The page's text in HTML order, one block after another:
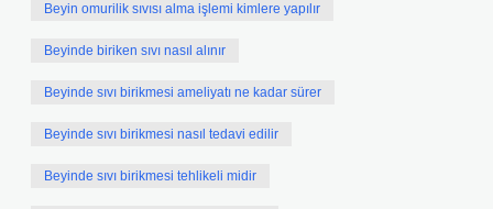
Beyin omurilik sıvısı alma işlemi kimlere yapılır
Beyinde biriken sıvı nasıl alınır
Beyinde sıvı birikmesi ameliyatı ne kadar sürer
Beyinde sıvı birikmesi nasıl tedavi edilir
Beyinde sıvı birikmesi tehlikeli midir